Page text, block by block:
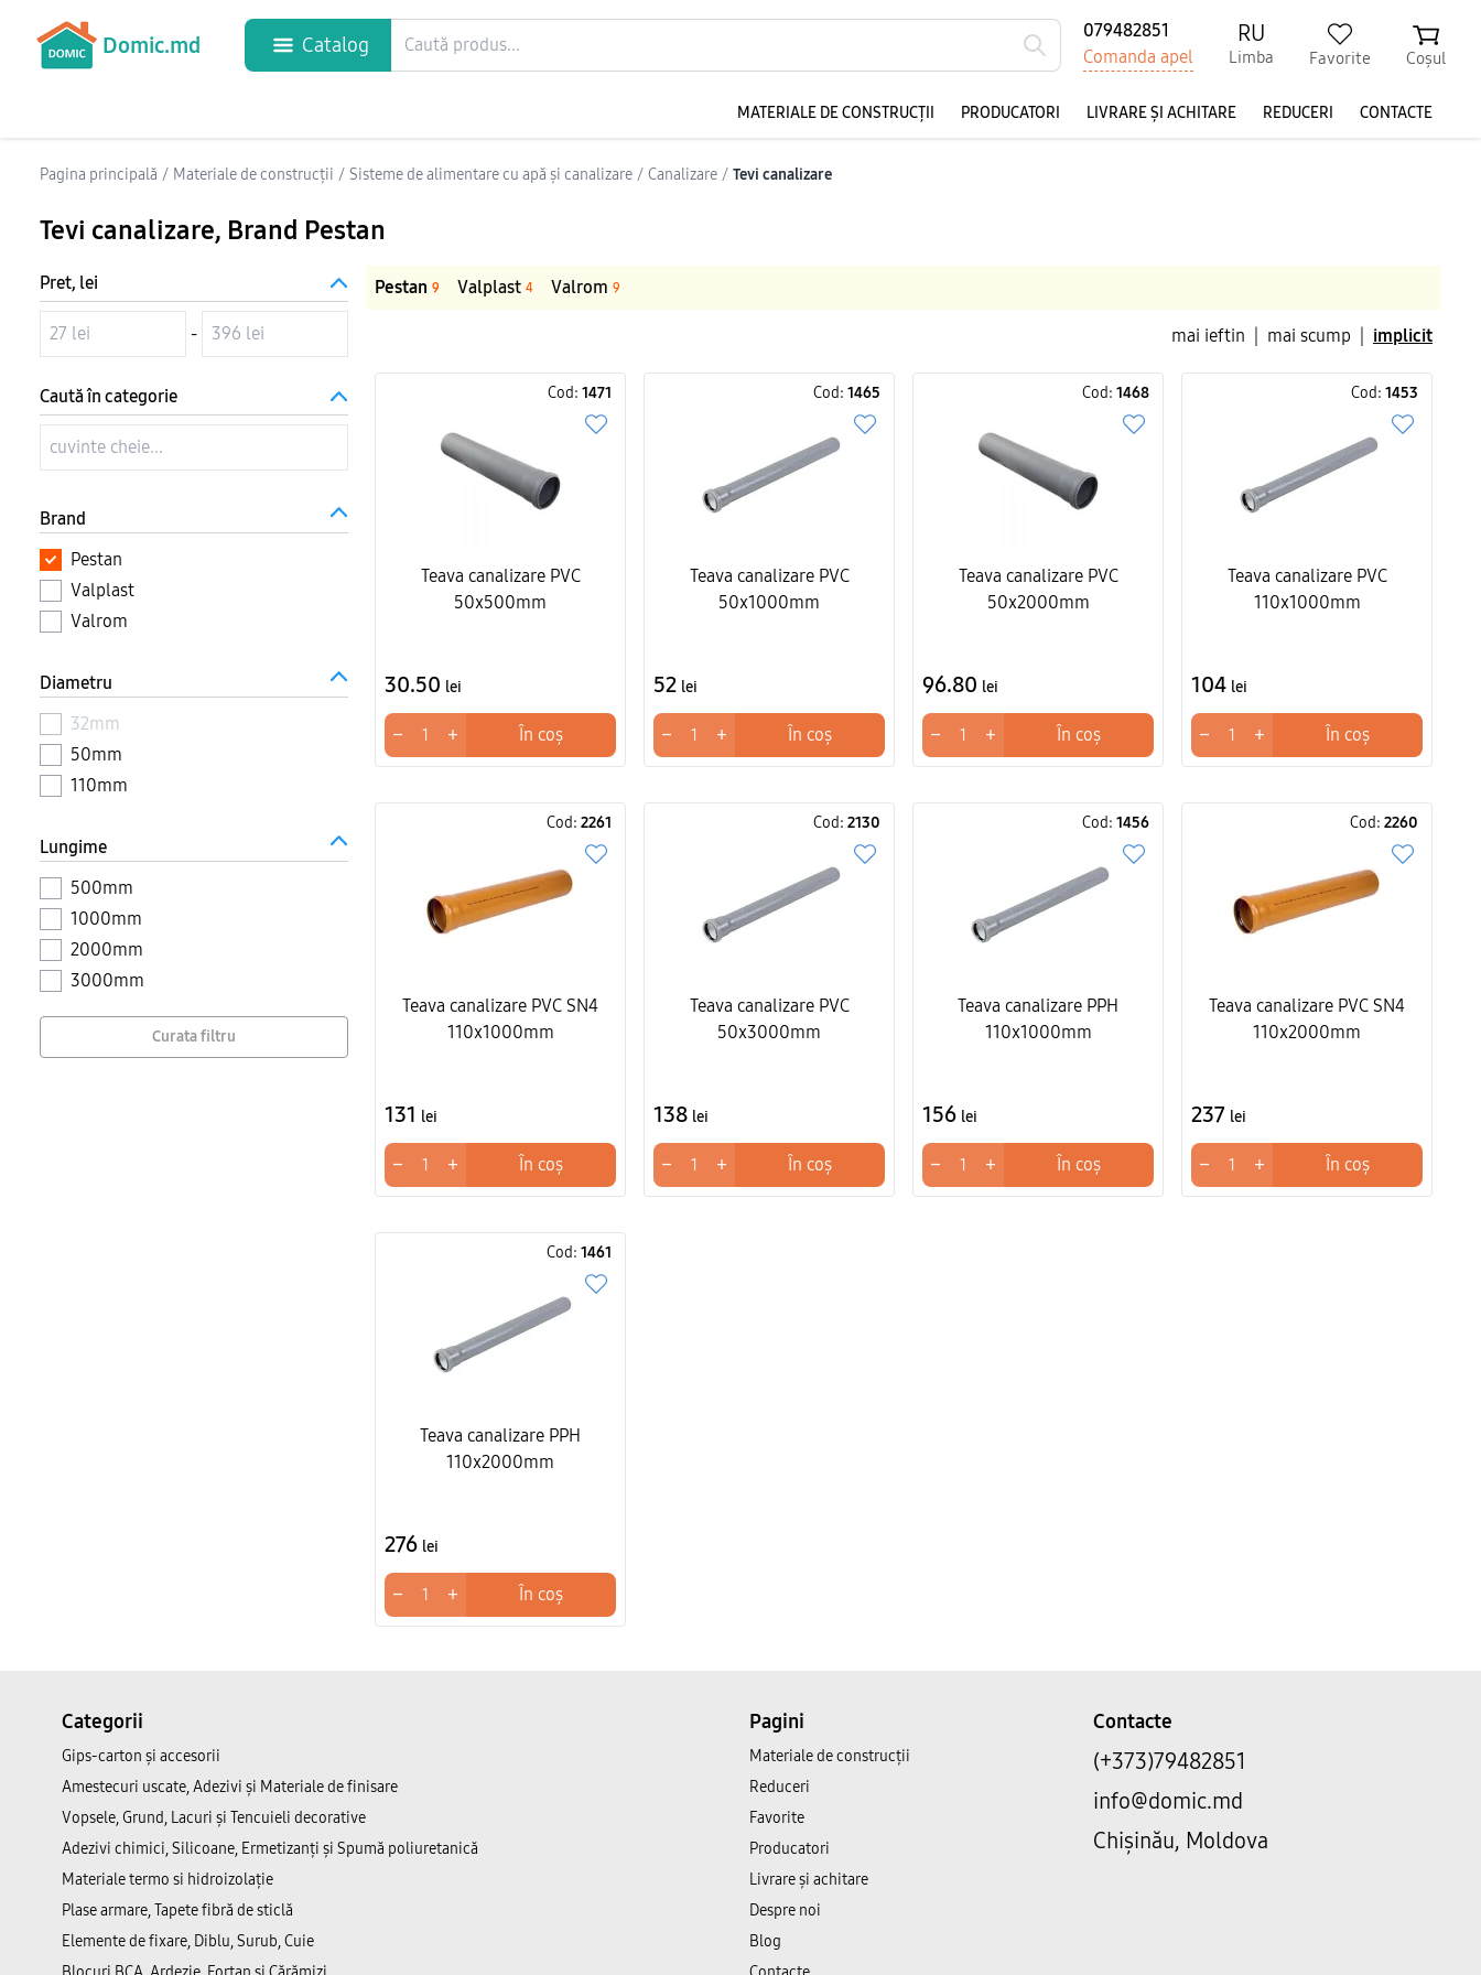
Domic.md Catalog
079482851
Comanda apel
RU
Limba Favorite Coșul
MATERIALE DE CONSTRUCȚII PRODUCATORI LIVRARE ȘI ACHITARE REDUCERI CONTACTE
Pagina principală / Materiale de construcții / Sisteme de alimentare cu apă și canalizare / Canalizare / Tevi canalizare
Tevi canalizare, Brand Pestan
Pestan 9 Valplast 4 Valrom 9
mai ieftin mai scump implicit
Cod: 1471
Teava canalizare PVC
50x500mm
30.50 lei
− + În coș
Cod: 1465
Teava canalizare PVC
50x1000mm
52 lei
− + În coș
Cod: 1468
Teava canalizare PVC
50x2000mm
96.80 lei
− + În coș
Cod: 1453
Teava canalizare PVC
110x1000mm
104 lei
− + În coș
Cod: 2261
Teava canalizare PVC SN4
110x1000mm
131 lei
− + În coș
Cod: 2130
Teava canalizare PVC
50x3000mm
138 lei
− + În coș
Cod: 1456
Teava canalizare PPH
110x1000mm
156 lei
− + În coș
Cod: 2260
Teava canalizare PVC SN4
110x2000mm
237 lei
− + În coș
Cod: 1461
Teava canalizare PPH
110x2000mm
276 lei
− + În coș
Pret, lei
-
Caută în categorie
Brand
Pestan
Valplast
Valrom
Diametru
32mm
50mm
110mm
Lungime
500mm
1000mm
2000mm
3000mm
Curata filtru
Categorii
Gips-carton și accesorii
Amestecuri uscate, Adezivi şi Materiale de finisare
Vopsele, Grund, Lacuri și Tencuieli decorative
Adezivi chimici, Silicoane, Ermetizanți și Spumă poliuretanică
Materiale termo si hidroizolație
Plase armare, Tapete fibră de sticlă
Elemente de fixare, Diblu, Surub, Cuie
Pagini
Materiale de construcții
Reduceri
Favorite
Producatori
Livrare și achitare
Despre noi
Blog
Contacte
(+373)79482851
info@domic.md
Chișinău, Moldova